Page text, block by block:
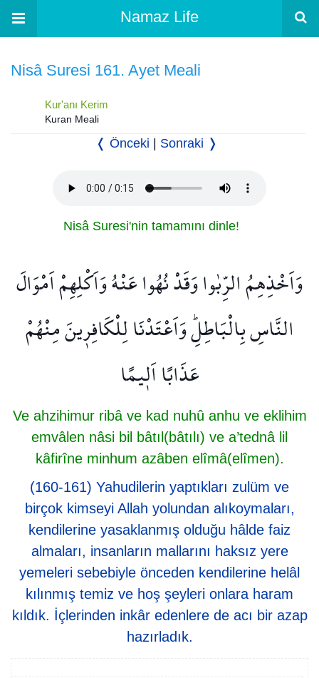
Namaz Life
Nisâ Suresi 161. Ayet Meali
Kur'anı Kerim
Kuran Meali
❬ Önceki Sonraki ❭
Nisâ Suresi'nin tamamını dinle!
وَاَخْذِهِمُ الرِّبٰوا وَقَدْ نُهُوا عَنْهُ وَاَكْلِهِمْ اَمْوَالَ
النَّاسِ بِالْبَاطِلِۜ وَاَعْتَدْنَا لِلْكَافِر۪ينَ مِنْهُمْ
عَذَابًا اَل۪يمًا
Ve ahzihimur ribâ ve kad nuhû anhu ve eklihim
emvâlen nâsi bil bâtıl(bâtılı) ve a’tednâ lil
kâfirîne minhum azâben elîmâ(elîmen).
(160-161) Yahudilerin yaptıkları zulüm ve
birçok kimseyi Allah yolundan alıkoymaları,
kendilerine yasaklanmış olduğu hâlde faiz
almaları, insanların mallarını haksız yere
yemeleri sebebiyle önceden kendilerine helâl
kılınmış temiz ve hoş şeyleri onlara haram
kıldık. İçlerinden inkâr edenlere de acı bir azap
hazırladık.